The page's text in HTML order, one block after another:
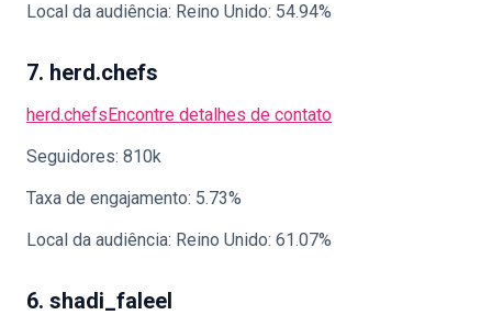
Local da audiência: Reino Unido: 54.94%
7. herd.chefs
herd.chefsEncontre detalhes de contato
Seguidores: 810k
Taxa de engajamento: 5.73%
Local da audiência: Reino Unido: 61.07%
6. shadi_faleel